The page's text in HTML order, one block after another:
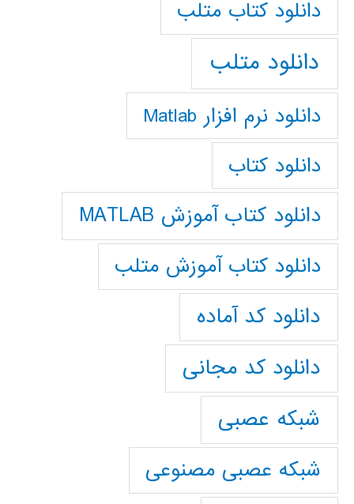
دانلود كتاب متلب
دانلود متلب
دانلود نرم افزار Matlab
دانلود کتاب
دانلود کتاب آموزش MATLAB
دانلود کتاب آموزش متلب
دانلود کد آماده
دانلود کد مجانی
شبکه عصبی
شبکه عصبی مصنوعی